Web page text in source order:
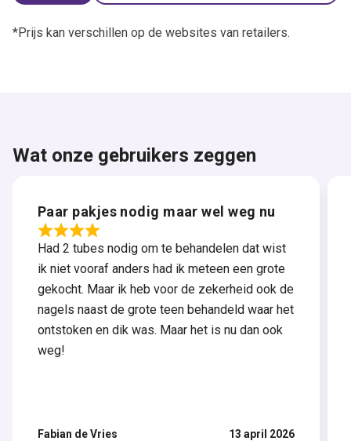
*Prijs kan verschillen op de websites van retailers.
Wat onze gebruikers zeggen
Paar pakjes nodig maar wel weg nu
Had 2 tubes nodig om te behandelen dat wist
ik niet vooraf anders had ik meteen een grote
gekocht. Maar ik heb voor de zekerheid ook de
nagels naast de grote teen behandeld waar het
ontstoken en dik was. Maar het is nu dan ook
weg!
Fabian de Vries 13 april 2026